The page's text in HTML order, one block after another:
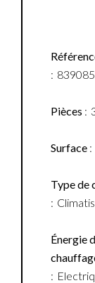
Pièces
Surface
Type de
Énergie